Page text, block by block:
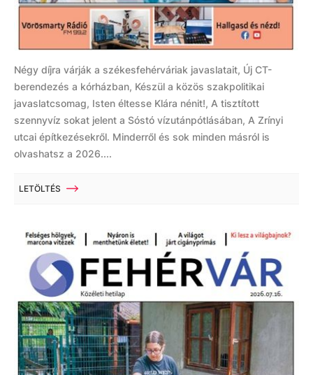
Négy díjra várják a székesfehérváriak javaslatait, Új CT-
berendezés a kórházban, Készül a közös szakpolitikai
javaslatcsomag, Isten éltesse Klára nénit!, A tisztított
szennyvíz sokat jelent a Sóstó vízutánpótlásában, A Zrínyi
utcai építkezésekről. Minderről és sok minden másról is
olvashatsz a 2026....
LETÖLTÉS